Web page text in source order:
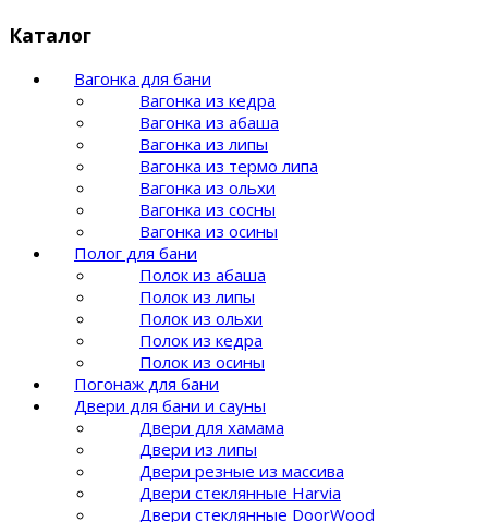
Каталог
Вагонка для бани
Вагонка из кедра
Вагонка из абаша
Вагонка из липы
Вагонка из термо липа
Вагонка из ольхи
Вагонка из сосны
Вагонка из осины
Полог для бани
Полок из абаша
Полок из липы
Полок из ольхи
Полок из кедра
Полок из осины
Погонаж для бани
Двери для бани и сауны
Двери для хамама
Двери из липы
Двери резные из массива
Двери стеклянные Harvia
Двери стеклянные DoorWood